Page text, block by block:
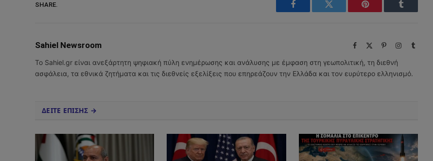
SHARE.
Facebook Twitter Pinterest Tumblr
Sahiel Newsroom Facebook PinterestInstagram
Tumblr
Το Sahiel.gr είναι ανεξάρτητη ψηφιακή πύλη ενημέρωσης και ανάλυσης με έμφαση στη γεωπολιτική, τη διεθνή
ασφάλεια, τα εθνικά ζητήματα και τις διεθνείς εξελίξεις που επηρεάζουν την Ελλάδα και τον ευρύτερο ελληνισμό.
ΔΕΙΤΕ ΕΠΙΣΗΣ →